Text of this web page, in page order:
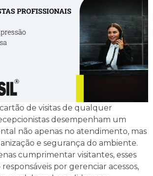
de visitas de qualquer
desempenham um
não apenas no atendimento, mas
e segurança do ambiente.
cumprimentar visitantes, esses
responsáveis por gerenciar acessos,